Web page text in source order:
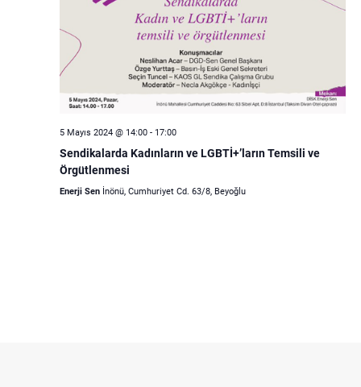
5 Mayıs 2024 @ 14:00- 17:00
Sendikalarda Kadınların ve LGBTİ+’ların Temsili ve
Örgütlenmesi
Enerji Sen İnönü, Cumhuriyet Cd. 63/8, Beyoğlu